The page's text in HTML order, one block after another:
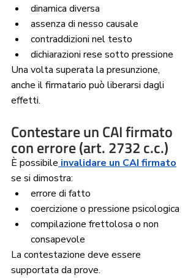
dinamica diversa
assenza di nesso causale
contraddizioni nel testo
dichiarazioni rese sotto pressione
Una volta superata la presunzione,
anche il firmatario può liberarsi dagli
effetti.
Contestare un CAI firmato
con errore (art. 2732 c.c.)
È possibile invalidare un CAI firmato
se si dimostra:
errore di fatto
coercizione o pressione psicologica
compilazione frettolosa o non
consapevole
La contestazione deve essere
supportata da prove.